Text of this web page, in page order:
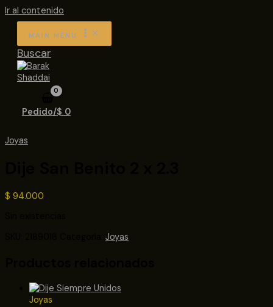
Ir al contenido
MAIN MENU
Buscar
Pedido/$ 0
Joyas
$ 94.000
Joyas
Joyas